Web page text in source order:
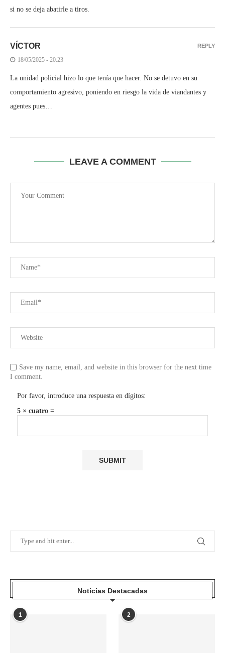
si no se deja abatirle a tiros.
VÍCTOR
18/05/2025 - 20:23
La unidad policial hizo lo que tenía que hacer. No se detuvo en su
comportamiento agresivo, poniendo en riesgo la vida de viandantes y
agentes pues…
REPLY
LEAVE A COMMENT
Save my name, email, and website in this browser for the next time
I comment.
Por favor, introduce una respuesta en dígitos:
5 × cuatro =
Noticias Destacadas
1 2